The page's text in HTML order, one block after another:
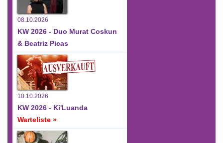
08.10.2026
KW 2026 - Duo Murat Coskun
& Beatriz Picas
10.10.2026
KW 2026 - Ki'Luanda
Warteliste »